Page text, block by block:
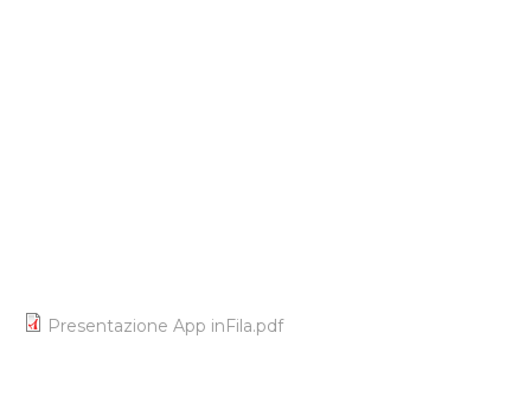
Presentazione App inFila.pdf